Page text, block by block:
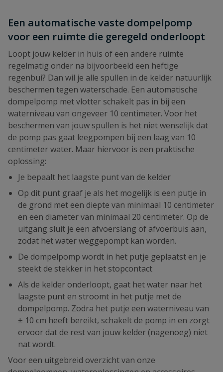
Een automatische vaste dompelpomp
voor een ruimte die geregeld onderloopt
Loopt jouw kelder in huis of een andere ruimte
regelmatig onder na bijvoorbeeld een heftige
regenbui? Dan wil je alle spullen in de kelder natuurlijk
beschermen tegen waterschade. Een automatische
dompelpomp met vlotter schakelt pas in bij een
waterniveau van ongeveer 10 centimeter. Voor het
beschermen van jouw spullen is het niet wenselijk dat
de pomp pas gaat leegpompen bij een laag van 10
centimeter water. Maar hiervoor is een praktische
oplossing:
Je bepaalt het laagste punt van de kelder
Op dit punt graaf je als het mogelijk is een putje in
de grond met een diepte van minimaal 10 centimeter
en een diameter van minimaal 20 centimeter. Op de
uitgang sluit je een afvoerslang of afvoerbuis aan,
zodat het water weggepompt kan worden.
De dompelpomp wordt in het putje geplaatst en je
steekt de stekker in het stopcontact
Als de kelder onderloopt, gaat het water naar het
laagste punt en stroomt in het putje met de
dompelpomp. Zodra het putje een waterniveau van
± 10 cm heeft bereikt, schakelt de pomp in en zorgt
ervoor dat de rest van jouw kelder (nagenoeg) niet
nat wordt.
Voor een uitgebreid overzicht van onze